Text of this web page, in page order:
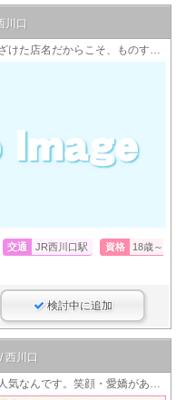
川口
デリヘル動物園」とふざけた店名ですが、ふざけた店名だからこそ、ものすごく電話が鳴ります。
交通 JR西川口駅 資格
18歳～
検討中に追加
西川口
ぽっちゃりさん大募集！今、むっちり系が大人気なんです。笑顔・愛嬌があればOK！